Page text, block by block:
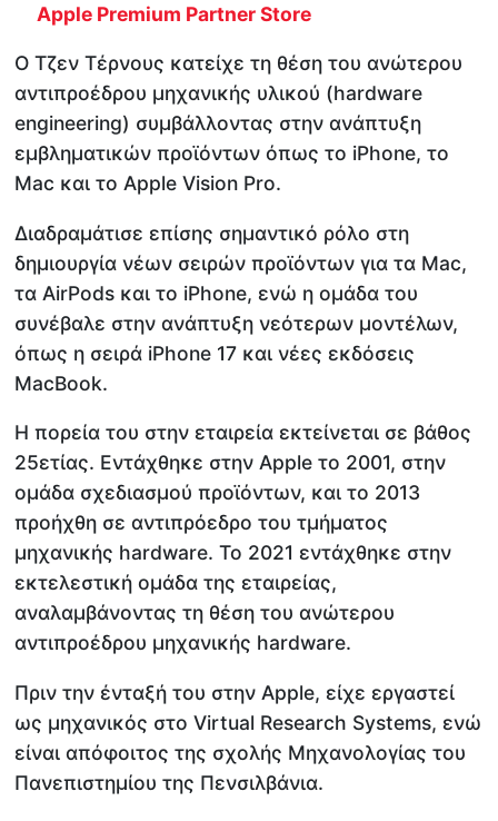
Apple Premium Partner Store
Ο Τζεν Τέρνους κατείχε τη θέση του ανώτερου
αντιπροέδρου μηχανικής υλικού (hardware
engineering) συμβάλλοντας στην ανάπτυξη
εμβληματικών προϊόντων όπως το iPhone, το
Mac και το Apple Vision Pro.
Διαδραμάτισε επίσης σημαντικό ρόλο στη
δημιουργία νέων σειρών προϊόντων για τα Mac,
τα AirPods και το iPhone, ενώ η ομάδα του
συνέβαλε στην ανάπτυξη νεότερων μοντέλων,
όπως η σειρά iPhone 17 και νέες εκδόσεις
MacBook.
Η πορεία του στην εταιρεία εκτείνεται σε βάθος
25ετίας. Εντάχθηκε στην Apple το 2001, στην
ομάδα σχεδιασμού προϊόντων, και το 2013
προήχθη σε αντιπρόεδρο του τμήματος
μηχανικής hardware. Το 2021 εντάχθηκε στην
εκτελεστική ομάδα της εταιρείας,
αναλαμβάνοντας τη θέση του ανώτερου
αντιπροέδρου μηχανικής hardware.
Πριν την ένταξή του στην Apple, είχε εργαστεί
ως μηχανικός στο Virtual Research Systems, ενώ
είναι απόφοιτος της σχολής Μηχανολογίας του
Πανεπιστημίου της Πενσιλβάνια.